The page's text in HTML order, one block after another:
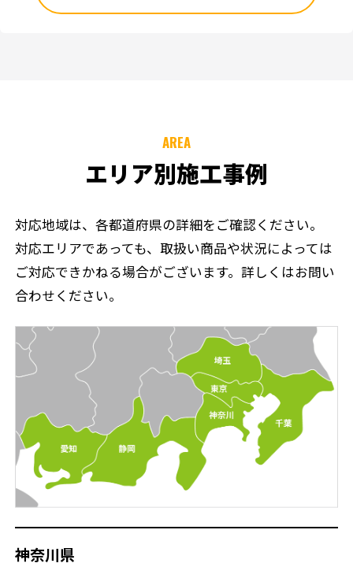
AREA
エリア別施工事例
対応地域は、各都道府県の詳細をご確認ください。
対応エリアであっても、取扱い商品や状況によっては
ご対応できかねる場合がございます。詳しくはお問い
合わせください。
神奈川県